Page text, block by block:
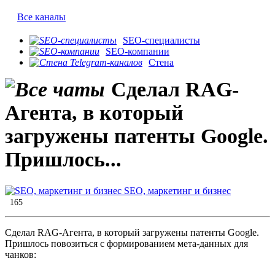
Все каналы
SEO-специалисты
SEO-компании
Стена
Сделал RAG-
Агента, в который
загружены патенты Google.
Пришлось...
SEO, маркетинг и бизнес
165
Сделал RAG-Агента, в который загружены патенты Google.
Пришлось повозиться с формированием мета-данных для
чанков: